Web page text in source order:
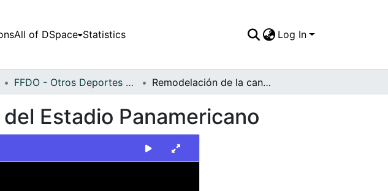
All of DSpace Statistics Log In
FFDO - Otros Deportes - Patrimonial Remodelación de la cancha de fútbol del Estadio Panamericano
Estadio Panamericano